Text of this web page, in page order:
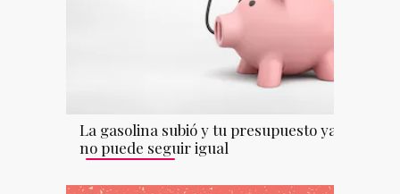
La gasolina subió y tu presupuesto ya
no puede seguir igual